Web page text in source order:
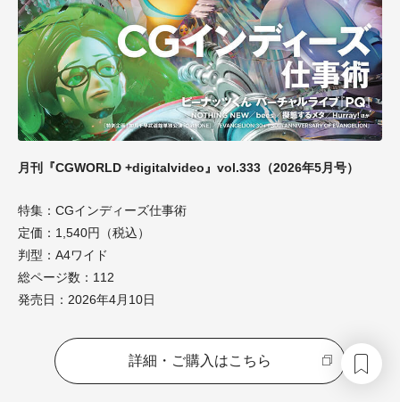
月刊『CGWORLD +digitalvideo』vol.333（2026年5月号）
特集：CGインディーズ仕事術
定価：1,540円（税込）
判型：A4ワイド
総ページ数：112
発売日：2026年4月10日
詳細・ご購入はこちら